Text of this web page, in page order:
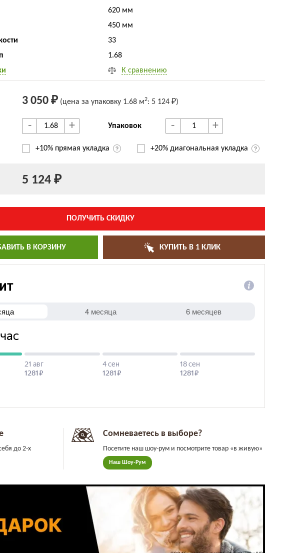
620 мм
450 мм
33
1.68
К сравнению
3 050 ₽ (цена за упаковку 1.68 м2: 5 124 ₽)
- + Упаковок - +
+10% прямая укладка +20% диагональная укладка
5 124 ₽
ПОЛУЧИТЬ СКИДКУ
В КОРЗИНУ КУПИТЬ В 1 КЛИК
до 2-х
Сомневаетесь в выборе?
Посетите наш шоу-рум и посмотрите товар «в живую»
Наш Шоу-Рум